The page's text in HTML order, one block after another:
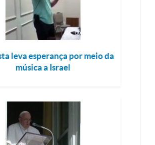
leva esperança por meio da
música a Israel